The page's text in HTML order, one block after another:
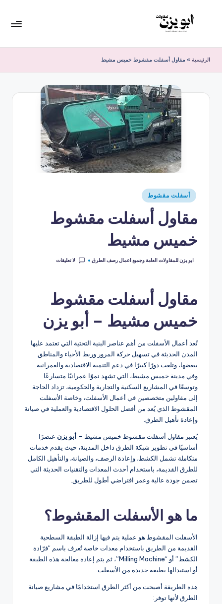
الرئيسية » مقاول أسفلت مقشوط خميس مشيط
أسفلت مقشوط
مقاول أسفلت مقشوط
خميس مشيط
ابو يزن للمقاولات العامة وجميع اعمال رصف الطرق لا تعليقات
مقاول أسفلت مقشوط
خميس مشيط – أبو يزن
تُعد أعمال الأسفلت من أهم عناصر البنية التحتية التي تعتمد عليها
المدن الحديثة في تسهيل حركة المرور وربط الأحياء والمناطق
ببعضها، وتلعب دورًا كبيرًا في دعم التنمية الاقتصادية والعمرانية.
وفي مدينة خميس مشيط، التي تشهد نموًا عمرانيًا متسارعًا
وتوسعًا في المشاريع السكنية والتجارية والحكومية، تزداد الحاجة
إلى مقاولين متخصصين في أعمال الأسفلت، وخاصة الأسفلت
المقشوط الذي يُعد من أفضل الحلول الاقتصادية والعملية في صيانة
وإعادة تأهيل الطرق.
يُعتبر مقاول أسفلت مقشوط خميس مشيط – أبو يزن عنصرًا
أساسيًا في تطوير شبكة الطرق داخل المدينة، حيث يقدم خدمات
متكاملة تشمل الكشط، وإعادة الرصف، والصيانة، والتأهيل الكامل
للطرق القديمة، باستخدام أحدث المعدات والتقنيات الحديثة التي
تضمن جودة عالية وعمر افتراضي أطول للطريق.
ما هو الأسفلت المقشوط؟
الأسفلت المقشوط هو عملية يتم فيها إزالة الطبقة السطحية
القديمة من الطريق باستخدام معدات خاصة تُعرف باسم “فرّادة
الكشط” أو “Milling Machine”، ثم يتم إعادة معالجة هذه الطبقة
أو استبدالها بطبقة جديدة من الأسفلت.
هذه الطريقة أصبحت من أكثر الطرق استخدامًا في مشاريع صيانة
الطرق لأنها توفر: